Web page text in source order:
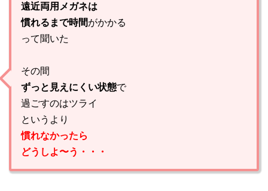
遠近両用メガネは
慣れるまで時間がかかる
って聞いた
その間
ずっと見えにくい状態で
過ごすのはツライ
というより
慣れなかったら
どうしよ〜う・・・